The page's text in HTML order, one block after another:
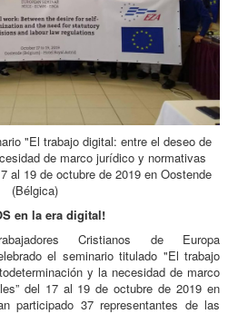
"El trabajo digital: entre el deseo de
de marco jurídico y normativas
al 19 de octubre de 2019 en Oostende
(Bélgica)
en la era digital!
Cristianos de Europa
el seminario titulado "El trabajo
y la necesidad de marco
del 17 al 19 de octubre de 2019 en
participado 37 representantes de las